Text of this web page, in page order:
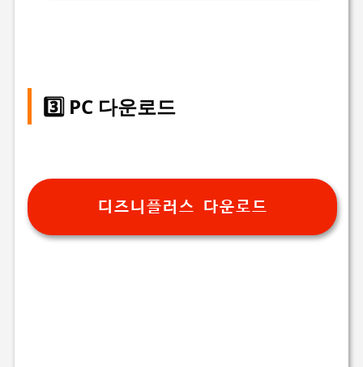
3️⃣ PC 다운로드
디즈니플러스 다운로드